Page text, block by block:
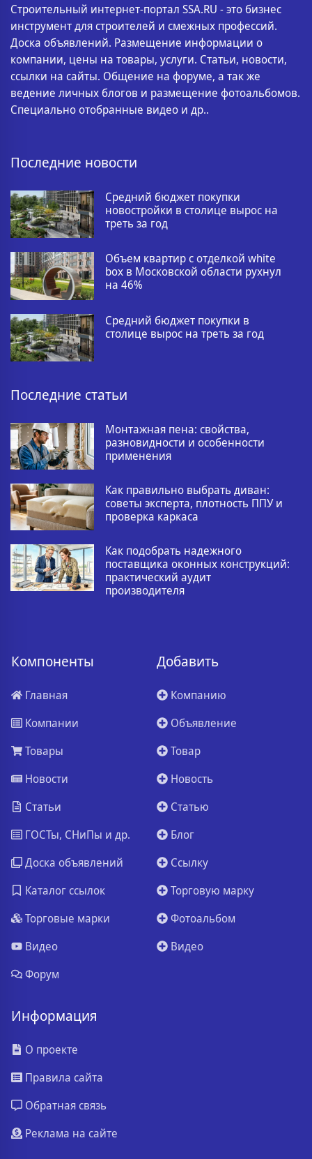
Строительный интернет-портал SSA.RU - это бизнес
инструмент для строителей и смежных профессий.
Доска объявлений. Размещение информации о
компании, цены на товары, услуги. Статьи, новости,
ссылки на сайты. Общение на форуме, а так же
ведение личных блогов и размещение фотоальбомов.
Специально отобранные видео и др..
Последние новости
Средний бюджет покупки
новостройки в столице вырос на
треть за год
Объем квартир с отделкой white
box в Московской области рухнул
на 46%
Средний бюджет покупки в
столице вырос на треть за год
Последние статьи
Монтажная пена: свойства,
разновидности и особенности
применения
Как правильно выбрать диван:
советы эксперта, плотность ППУ и
проверка каркаса
Как подобрать надежного
поставщика оконных конструкций:
практический аудит
производителя
Компоненты
Главная
Компании
Товары
Новости
Статьи
ГОСТы, СНиПы и др.
Доска объявлений
Каталог ссылок
Торговые марки
Видео
Форум
Добавить
Компанию
Объявление
Товар
Новость
Статью
Блог
Ссылку
Торговую марку
Фотоальбом
Видео
Информация
О проекте
Правила сайта
Обратная связь
Реклама на сайте